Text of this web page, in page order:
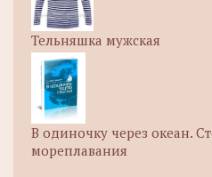
Тельняшка мужская
В одиночку через океан.
мореплавания